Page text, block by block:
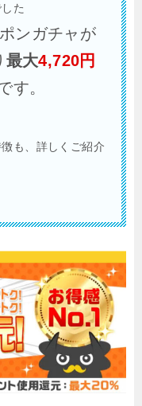
た
ンガチャが
最大4,720円
す。
も、詳しくご紹介